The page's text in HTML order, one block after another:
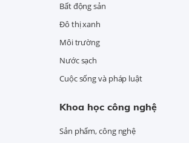
Bất động sản
Đô thị xanh
Môi trường
Nước sạch
Cuộc sống và pháp luật
Khoa học công nghệ
Sản phẩm, công nghệ